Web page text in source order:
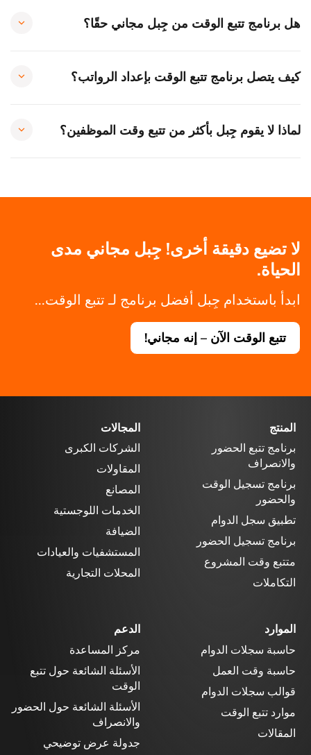
هل برنامج تتبع الوقت من جِبل مجاني حقًا؟
كيف يتصل برنامج تتبع الوقت بإعداد الرواتب؟
لماذا لا يقوم جِبل بأكثر من تتبع وقت الموظفين؟
لا تضيع دقيقة أخرى! جِبل مجاني مدى
الحياة.
ابدأ باستخدام جِبل أفضل برنامج لـ تتبع الوقت...
تتبع الوقت الآن – إنه مجاني!
المنتج
برنامج تتبع الحضور
والانصراف
برنامج تسجيل الوقت
والحضور
تطبيق سجل الدوام
برنامج تسجيل الحضور
متتبع وقت المشروع
التكاملات
المجالات
الشركات الكبرى
المقاولات
المصانع
الخدمات اللوجستية
الضيافة
المستشفيات والعيادات
المحلات التجارية
الموارد
حاسبة سجلات الدوام
حاسبة وقت العمل
قوالب سجلات الدوام
موارد تتبع الوقت
المقالات
الدعم
مركز المساعدة
الأسئلة الشائعة حول تتبع
الوقت
الأسئلة الشائعة حول الحضور
والانصراف
جدولة عرض توضيحي